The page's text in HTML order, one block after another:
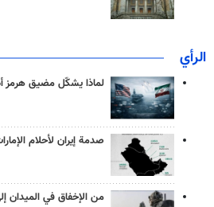
الرأي
لماذا يشكّل مضيق هرمز
صدمة إيران لأحلام
من الإخفاق في الميدان